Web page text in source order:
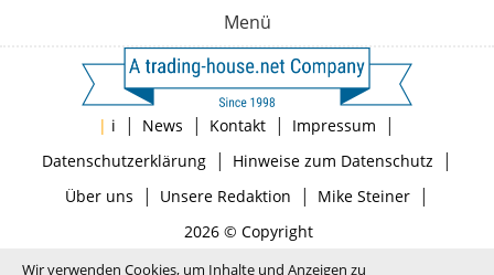
Menü
| i | News | Kontakt | Impressum |
Datenschutzerklärung| Hinweise zum Datenschutz |
Über uns | Unsere Redaktion | Mike Steiner|
2026 © Copyright
Wir verwenden Cookies, um Inhalte und Anzeigen zu